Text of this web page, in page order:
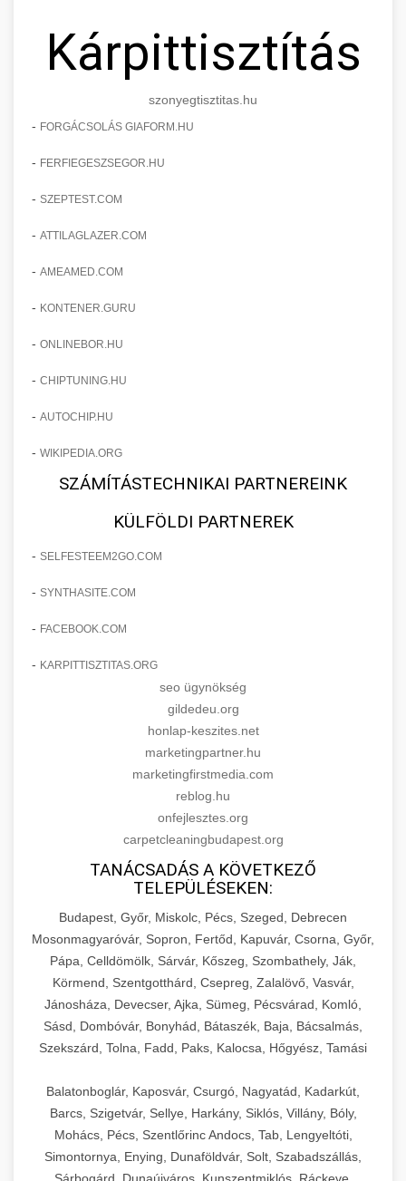
Kárpittisztítás
szonyegtisztitas.hu
- FORGÁCSOLÁS GIAFORM.HU
- FERFIEGESZSEGOR.HU
- SZEPTEST.COM
- ATTILAGLAZER.COM
- AMEAMED.COM
- KONTENER.GURU
- ONLINEBOR.HU
- CHIPTUNING.HU
- AUTOCHIP.HU
- WIKIPEDIA.ORG
SZÁMÍTÁSTECHNIKAI PARTNEREINK
KÜLFÖLDI PARTNEREK
- SELFESTEEM2GO.COM
- SYNTHASITE.COM
- FACEBOOK.COM
- KARPITTISZTITAS.ORG
seo ügynökség
gildedeu.org
honlap-keszites.net
marketingpartner.hu
marketingfirstmedia.com
reblog.hu
onfejlesztes.org
carpetcleaningbudapest.org
TANÁCSADÁS A KÖVETKEZŐ
TELEPÜLÉSEKEN:
Budapest, Győr, Miskolc, Pécs, Szeged, Debrecen
Mosonmagyaróvár, Sopron, Fertőd, Kapuvár, Csorna, Győr,
Pápa, Celldömölk, Sárvár, Kőszeg, Szombathely, Ják,
Körmend, Szentgotthárd, Csepreg, Zalalövő, Vasvár,
Jánosháza, Devecser, Ajka, Sümeg, Pécsvárad, Komló,
Sásd, Dombóvár, Bonyhád, Bátaszék, Baja, Bácsalmás,
Szekszárd, Tolna, Fadd, Paks, Kalocsa, Hőgyész, Tamási
Balatonboglár, Kaposvár, Csurgó, Nagyatád, Kadarkút,
Barcs, Szigetvár, Sellye, Harkány, Siklós, Villány, Bóly,
Mohács, Pécs, Szentlőrinc Andocs, Tab, Lengyeltóti,
Simontornya, Enying, Dunaföldvár, Solt, Szabadszállás,